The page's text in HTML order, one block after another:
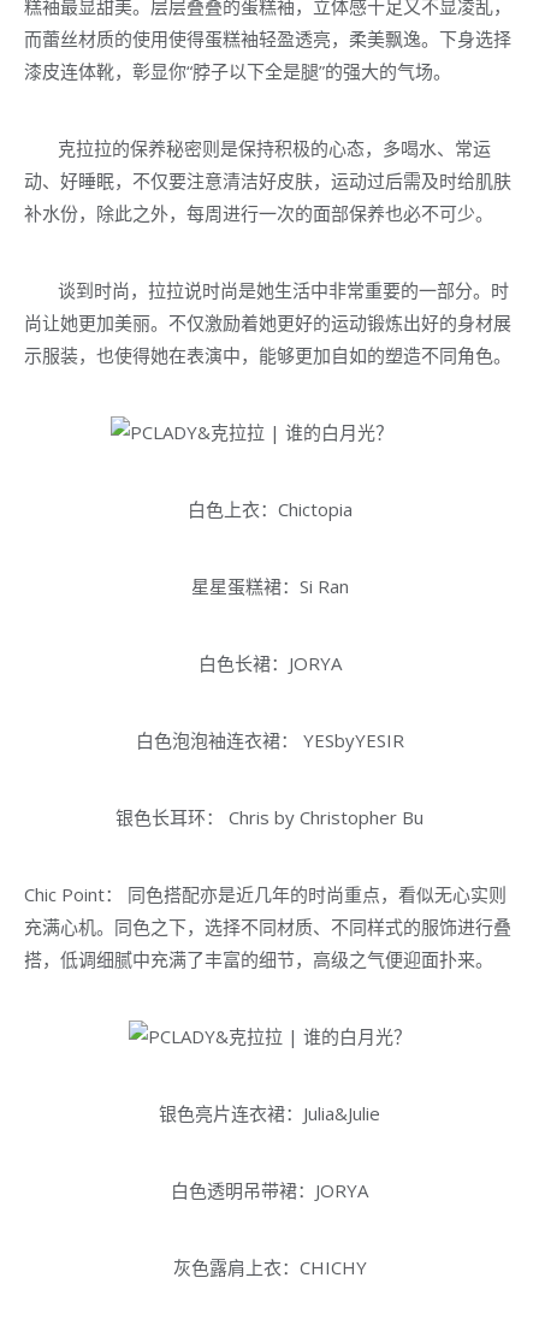
糕袖最显甜美。层层叠叠的蛋糕袖，立体感十足又不显凌乱，
而蕾丝材质的使用使得蛋糕袖轻盈透亮，柔美飘逸。下身选择
漆皮连体靴，彰显你“脖子以下全是腿”的强大的气场。
克拉拉的保养秘密则是保持积极的心态，多喝水、常运
动、好睡眠，不仅要注意清洁好皮肤，运动过后需及时给肌肤
补水份，除此之外，每周进行一次的面部保养也必不可少。
谈到时尚，拉拉说时尚是她生活中非常重要的一部分。时
尚让她更加美丽。不仅激励着她更好的运动锻炼出好的身材展
示服装，也使得她在表演中，能够更加自如的塑造不同角色。
白色上衣：Chictopia
星星蛋糕裙：Si Ran
白色长裙：JORYA
白色泡泡袖连衣裙： YESbyYESIR
银色长耳环： Chris by Christopher Bu
Chic Point： 同色搭配亦是近几年的时尚重点，看似无心实则
充满心机。同色之下，选择不同材质、不同样式的服饰进行叠
搭，低调细腻中充满了丰富的细节，高级之气便迎面扑来。
银色亮片连衣裙：Julia&Julie
白色透明吊带裙：JORYA
灰色露肩上衣：CHICHY